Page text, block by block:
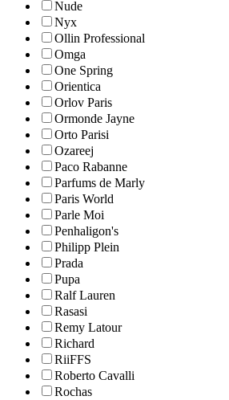
Nude
Nyx
Ollin Professional
Omga
One Spring
Orientica
Orlov Paris
Ormonde Jayne
Orto Parisi
Ozareej
Paco Rabanne
Parfums de Marly
Paris World
Parle Moi
Penhaligon's
Philipp Plein
Prada
Pupa
Ralf Lauren
Rasasi
Remy Latour
Richard
RiiFFS
Roberto Cavalli
Rochas